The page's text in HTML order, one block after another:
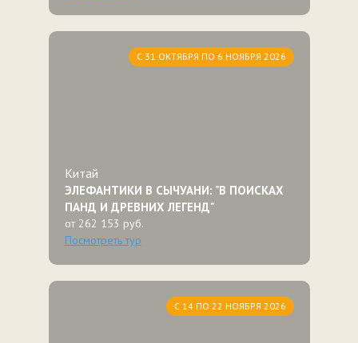
С 31 ОКТЯБРЯ ПО 6 НОЯБРЯ 2026
Китай
ЭЛЕФАНТИКИ В СЫЧУАНИ: "В ПОИСКАХ
ПАНД И ДРЕВНИХ ЛЕГЕНД"
от 262 153 руб.
Посмотреть тур
С 14 ПО 22 НОЯБРЯ 2026